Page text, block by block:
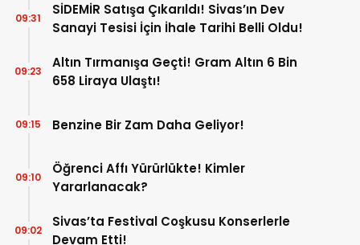
SİDEMİR Satışa Çıkarıldı! Sivas’ın Dev
Sanayi Tesisi İçin İhale Tarihi Belli Oldu!
09:31
Altın Tırmanışa Geçti! Gram Altın 6 Bin
658 Liraya Ulaştı!
09:23
Benzine Bir Zam Daha Geliyor!
09:15
Öğrenci Affı Yürürlükte! Kimler
Yararlanacak?
09:10
Sivas’ta Festival Coşkusu Konserlerle
Devam Etti!
09:02